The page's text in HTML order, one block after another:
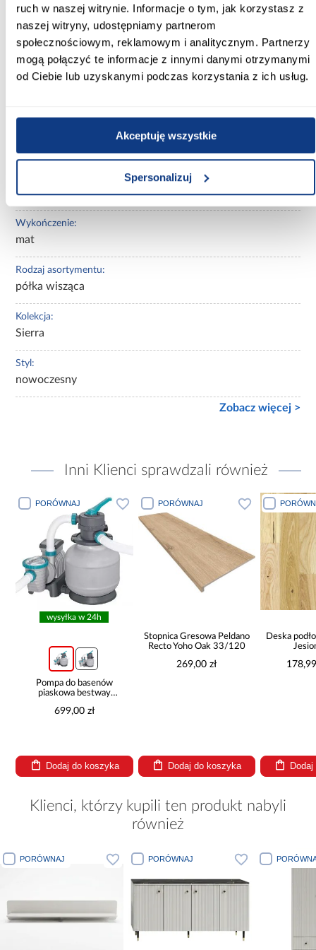
ruch w naszej witrynie. Informacje o tym, jak korzystasz z
naszej witryny, udostępniamy partnerom
społecznościowym, reklamowym i analitycznym. Partnerzy
mogą połączyć te informacje z innymi danymi otrzymanymi
od Ciebie lub uzyskanymi podczas korzystania z ich usług.
Akceptuję wszystkie
Spersonalizuj
20.00
Wysokość [cm]:
Kolor:
płyta wiórowa laminowana
Wykończenie:
mat
Rodzaj asortymentu:
półka wisząca
Kolekcja:
Sierra
Styl:
nowoczesny
Zobacz więcej >
Inni Klienci sprawdzali również
PORÓWNAJ
wysyłka w 24h
Pompa do basenów
piaskowa bestway
699,00 zł
Dodaj do koszyka
PORÓWNAJ
Stopnica Gresowa Peldano
Recto Yoho Oak 33/120
269,00 zł
Dodaj do koszyka
Deska
Klienci, którzy kupili ten produkt nabyli
również
PORÓWNAJ PORÓWNAJ